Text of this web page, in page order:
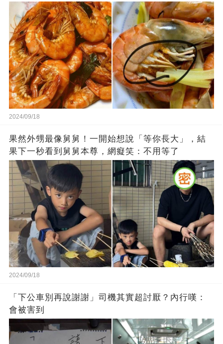
2024/09/18
果然外甥最像舅舅！一開始想說「等你長大」，結
果下一秒看到舅舅本尊，網癡笑：不用等了
2024/09/18
「下公車別再說謝謝」司機其實超討厭？內行嘆：
會被害到